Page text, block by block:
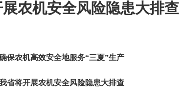
农机安全风险隐患大排查
保农机高效安全地服务“三夏”生产
省将开展农机安全风险隐患大排查